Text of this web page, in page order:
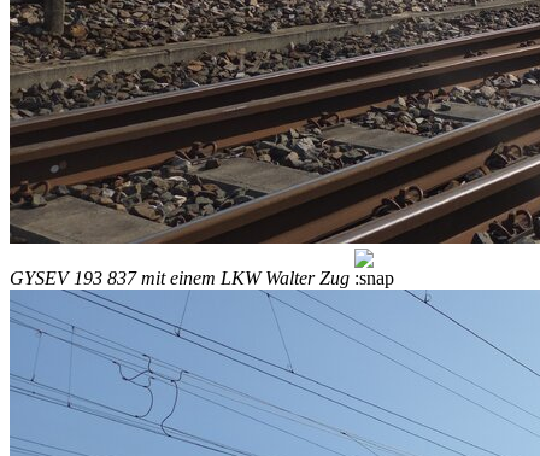
GYSEV 193 837 mit einem LKW Walter Zug